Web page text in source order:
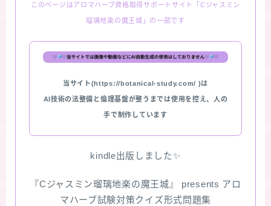
このページはアロマハーブ資格取得サポートサイト「Cジャスミン
瑠璃地楽の魔王城」の一部です
当サイト(https://botanical-study.com/ )は
AI技術の法整備と倫理基盤が整うまでは使用を控え、人の
手で制作しています
kindle出版しました✨
『Cジャスミン瑠璃地楽の魔王城』 presents アロ
マハーブ試験対策クイズ形式問題集